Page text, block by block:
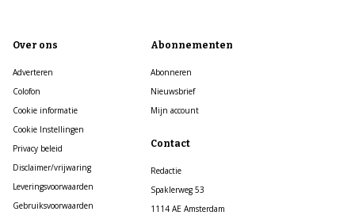
Over ons
Adverteren
Colofon
Cookie informatie
Cookie Instellingen
Privacy beleid
Disclaimer/vrijwaring
Leveringsvoorwaarden
Gebruiksvoorwaarden
Abonnementen
Abonneren
Nieuwsbrief
Mijn account
Contact
Redactie
Spaklerweg 53
1114 AE Amsterdam